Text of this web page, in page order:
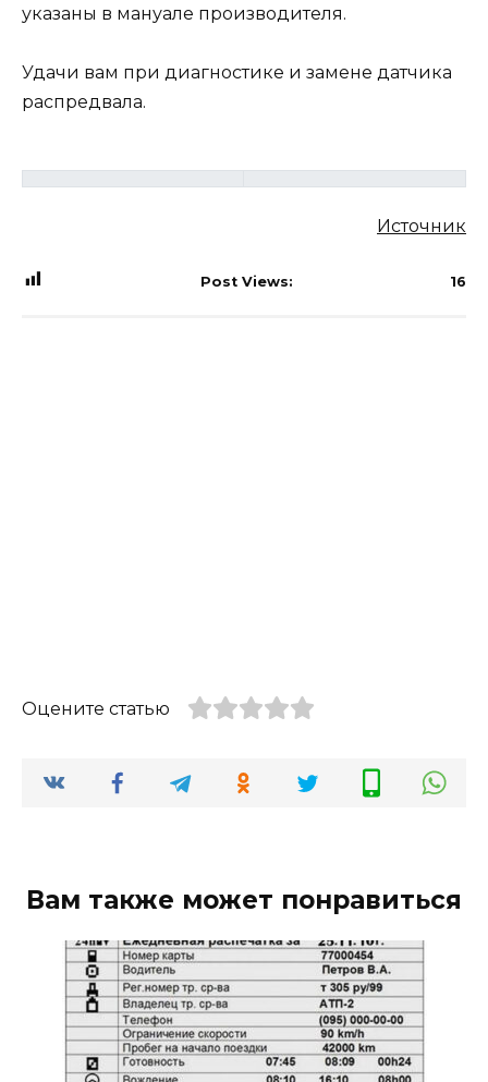
указаны в мануале производителя.
Удачи вам при диагностике и замене датчика
распредвала.
Источник
Post Views: 16
Оцените статью
Вам также может понравиться